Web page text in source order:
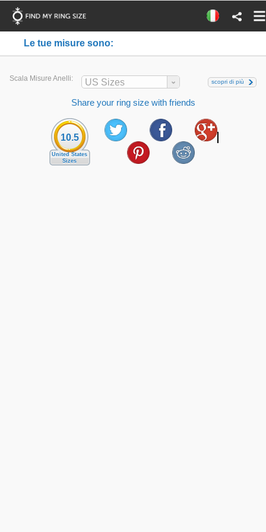
Le tue misure sono:
Scala Misure Anelli: US Sizes scopri di più
Share your ring size with friends
10.5
United States
Sizes